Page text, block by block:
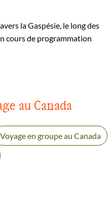
la Gaspésie, le long des
cours de programmation
au Canada
Voyage en groupe au Canada